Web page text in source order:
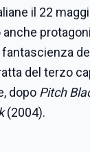
il 22
del terzo
dopo Pitch
(2004).